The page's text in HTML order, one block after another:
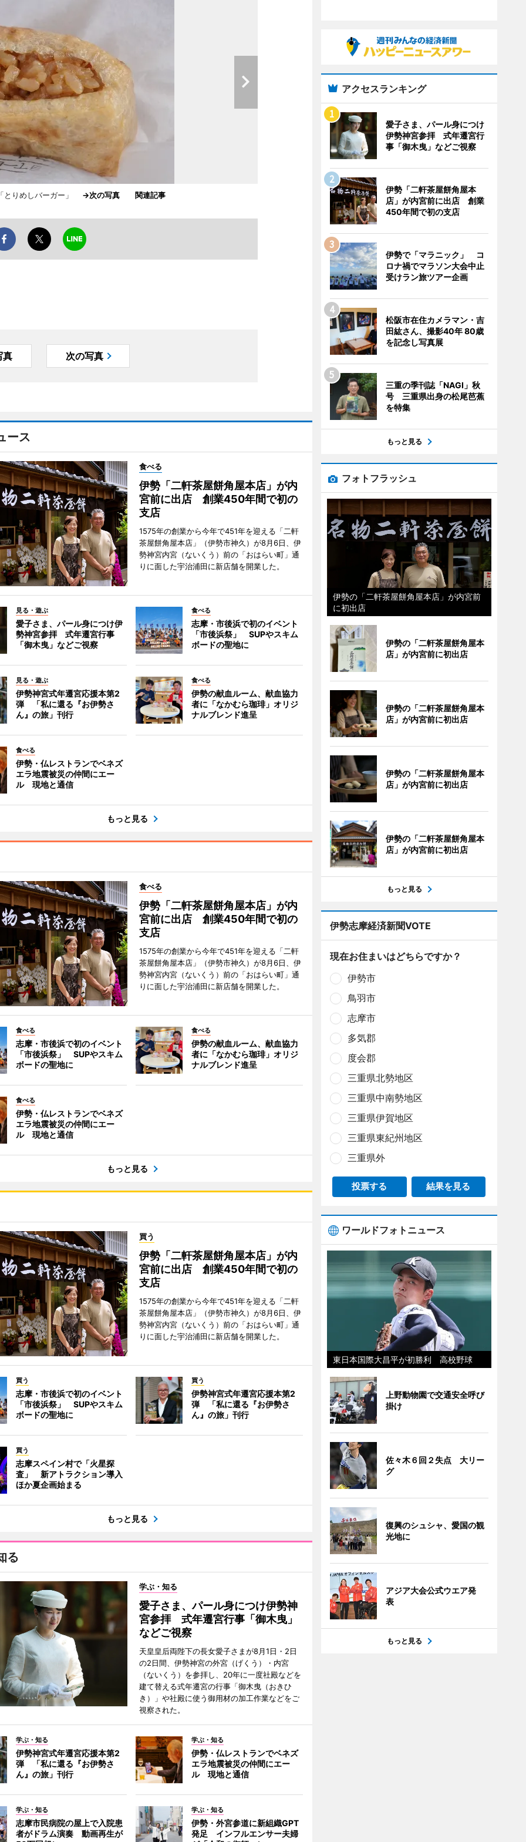
とりめしバーガー」 →次の写真 関連記事
真 次の写真
ース
食べる
伊勢「二軒茶屋餅角屋本店」が内
宮前に出店 創業450年間で初の
支店
1575年の創業から今年で451年を迎える「二軒
茶屋餅角屋本店」（伊勢市神久）が8月6日、伊
勢神宮内宮（ないくう）前の「おはらい町」通
りに面した宇治浦田に新店舗を開業した。
見る・遊ぶ
愛子さま、パール身につけ伊
勢神宮参拝 式年遷宮行事
「御木曳」などご視察
食べる
志摩・市後浜で初のイベント
「市後浜祭」 SUPやスキム
ボードの聖地に
見る・遊ぶ
伊勢神宮式年遷宮応援本第2
弾 「私に還る『お伊勢さ
ん』の旅」刊行
食べる
伊勢の献血ルーム、献血協力
者に「なかむら珈琲」オリジ
ナルブレンド進呈
食べる
伊勢・仏レストランでベネズ
エラ地震被災の仲間にエー
ル 現地と通信
もっと見る
食べる
伊勢「二軒茶屋餅角屋本店」が内
宮前に出店 創業450年間で初の
支店
1575年の創業から今年で451年を迎える「二軒
茶屋餅角屋本店」（伊勢市神久）が8月6日、伊
勢神宮内宮（ないくう）前の「おはらい町」通
りに面した宇治浦田に新店舗を開業した。
食べる
志摩・市後浜で初のイベント
「市後浜祭」 SUPやスキム
ボードの聖地に
食べる
伊勢の献血ルーム、献血協力
者に「なかむら珈琲」オリジ
ナルブレンド進呈
食べる
伊勢・仏レストランでベネズ
エラ地震被災の仲間にエー
ル 現地と通信
もっと見る
買う
伊勢「二軒茶屋餅角屋本店」が内
宮前に出店 創業450年間で初の
支店
1575年の創業から今年で451年を迎える「二軒
茶屋餅角屋本店」（伊勢市神久）が8月6日、伊
勢神宮内宮（ないくう）前の「おはらい町」通
りに面した宇治浦田に新店舗を開業した。
買う
志摩・市後浜で初のイベント
「市後浜祭」 SUPやスキム
ボードの聖地に
買う
伊勢神宮式年遷宮応援本第2
弾 「私に還る『お伊勢さ
ん』の旅」刊行
買う
志摩スペイン村で「火星探
査」 新アトラクション導入
ほか夏企画始まる
もっと見る
る
学ぶ・知る
愛子さま、パール身につけ伊勢神
宮参拝 式年遷宮行事「御木曳」
などご視察
天皇皇后両陛下の長女愛子さまが8月1日・2日
の2日間、伊勢神宮の外宮（げくう）・内宮
（ないくう）を参拝し、20年に一度社殿などを
建て替える式年遷宮の行事「御木曳（おきひ
き）」や社殿に使う御用材の加工作業などをご
視察された。
学ぶ・知る
伊勢神宮式年遷宮応援本第2
弾 「私に還る『お伊勢さ
ん』の旅」刊行
学ぶ・知る
伊勢・仏レストランでベネズ
エラ地震被災の仲間にエー
ル 現地と通信
学ぶ・知る
志摩市民病院の屋上で入院患
者がドラム演奏 動画再生が
学ぶ・知る
伊勢・外宮参道に新組織GPT
発足 インフルエンサー夫婦
アクセスランキング
愛子さま、パール身につけ
伊勢神宮参拝 式年遷宮行
事「御木曳」などご視察
伊勢「二軒茶屋餅角屋本
店」が内宮前に出店 創業
450年間で初の支店
伊勢で「マラニック」 コ
ロナ禍でマラソン大会中止
受けラン旅ツアー企画
松阪市在住カメラマン・吉
田紘さん、撮影40年 80歳
を記念し写真展
三重の季刊誌「NAGI」秋
号 三重県出身の松尾芭蕉
を特集
もっと見る
フォトフラッシュ
伊勢の「二軒茶屋餅角屋本店」が内宮前
に初出店
伊勢の「二軒茶屋餅角屋本
店」が内宮前に初出店
伊勢の「二軒茶屋餅角屋本
店」が内宮前に初出店
伊勢の「二軒茶屋餅角屋本
店」が内宮前に初出店
伊勢の「二軒茶屋餅角屋本
店」が内宮前に初出店
もっと見る
伊勢志摩経済新聞VOTE
現在お住まいはどちらですか？
伊勢市
鳥羽市
志摩市
多気郡
度会郡
三重県北勢地区
三重県中南勢地区
三重県伊賀地区
三重県東紀州地区
三重県外
投票する 結果を見る
ワールドフォトニュース
東日本国際大昌平が初勝利 高校野球
上野動物園で交通安全呼び
掛け
佐々木６回２失点 大リー
グ
復興のシュシャ、愛国の観
光地に
アジア大会公式ウエア発
表
もっと見る